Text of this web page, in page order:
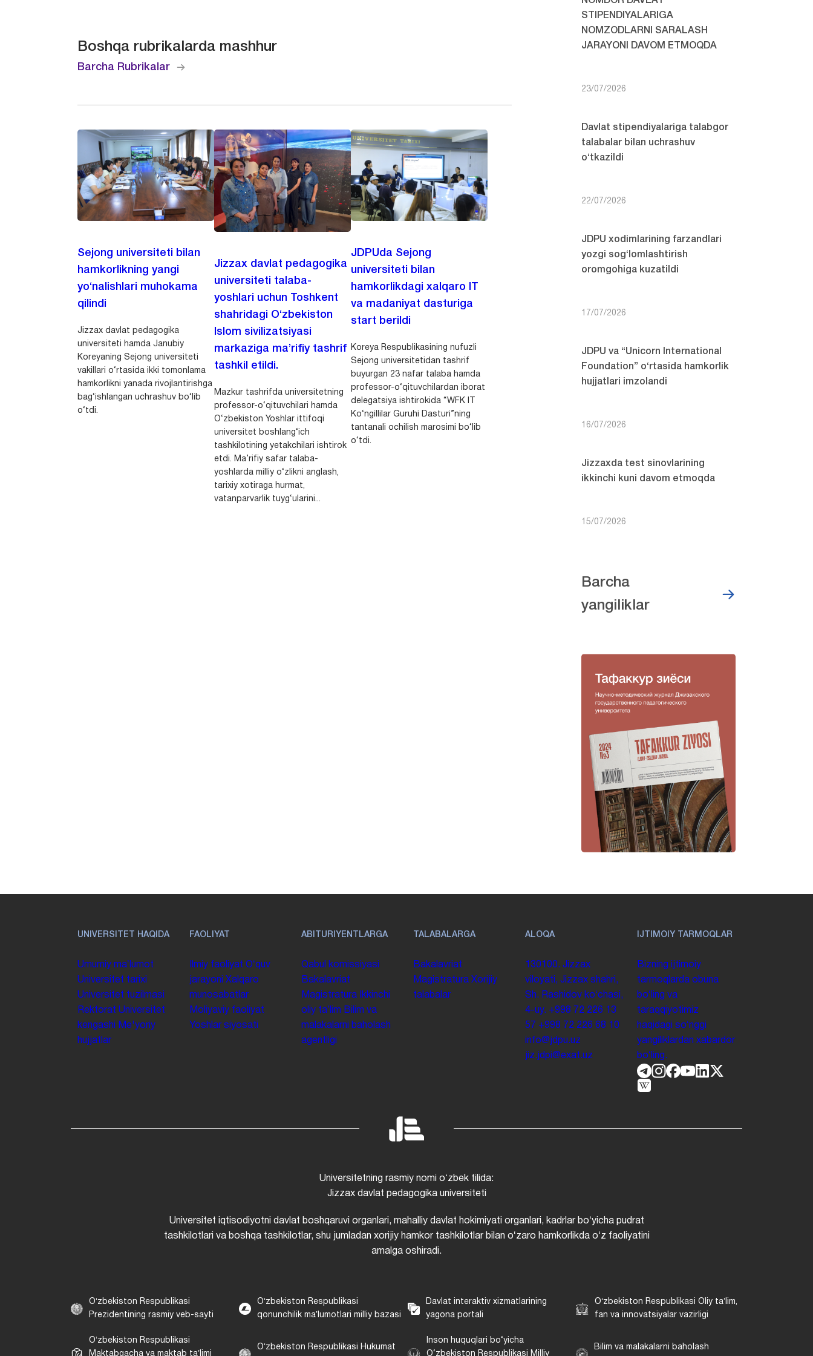
Boshqa rubrikalarda mashhur
Barcha Rubrikalar
Sejong universiteti bilan
hamkorlikning yangi
yo‘nalishlari muhokama
qilindi
Jizzax davlat pedagogika
universiteti hamda Janubiy
Koreyaning Sejong universiteti
vakillari o‘rtasida ikki tomonlama
hamkorlikni yanada rivojlantirishga
bag‘ishlangan uchrashuv bo‘lib
o‘tdi.
Jizzax davlat pedagogika
universiteti talaba-
yoshlari uchun Toshkent
shahridagi O‘zbekiston
Islom sivilizatsiyasi
markaziga ma’rifiy tashrif
tashkil etildi.
Mazkur tashrifda universitetning
professor-o‘qituvchilari hamda
O‘zbekiston Yoshlar ittifoqi
universitet boshlang‘ich
tashkilotining yetakchilari ishtirok
etdi. Ma’rifiy safar talaba-
yoshlarda milliy o‘zlikni anglash,
tarixiy xotiraga hurmat,
vatanparvarlik tuyg‘ularini...
JDPUda Sejong
universiteti bilan
hamkorlikdagi xalqaro IT
va madaniyat dasturiga
start berildi
Koreya Respublikasining nufuzli
Sejong universitetidan tashrif
buyurgan 23 nafar talaba hamda
professor-o‘qituvchilardan iborat
delegatsiya ishtirokida “WFK IT
Ko‘ngillilar Guruhi Dasturi”ning
tantanali ochilish marosimi bo‘lib
o‘tdi.
STIPENDIYALARIGA
NOMZODLARNI SARALASH
JARAYONI DAVOM ETMOQDA
23/07/2026
Davlat stipendiyalariga talabgor
talabalar bilan uchrashuv
o‘tkazildi
22/07/2026
JDPU xodimlarining farzandlari
yozgi sog‘lomlashtirish
oromgohiga kuzatildi
17/07/2026
JDPU va “Unicorn International
Foundation” o‘rtasida hamkorlik
hujjatlari imzolandi
16/07/2026
Jizzaxda test sinovlarining
ikkinchi kuni davom etmoqda
15/07/2026
Barcha
yangiliklar
UNIVERSITET HAQIDA
Umumiy maʼlumot
Universitet tarixi
Universitet tuzilmasi
Rektorat Universitet
kengashi
Me'yoriy
hujjatlar
FAOLIYAT
Ilmiy faoliyat Oʻquv
jarayoni Xalqaro
munosabatlar
Moliyaviy faoliyat
Yoshlar siyosati
ABITURIYENTLARGA
Qabul komissiyasi
Bakalavriat
Magistratura
Ikkinchi
oliy taʼlim Bilim va
malakalarni baholash
agentligi
TALABALARGA
Bakalavriat
Magistratura Xorijiy
talabalar
ALOQA
130100. Jizzax
viloyati, Jizzax shahri,
Sh. Rashidov koʻchasi,
4-uy. +998 72 226 13
57 +998 72 226 68 10
info@jdpu.uz
jiz.jdpi@exat.uz
IJTIMOIY TARMOQLAR
Bizning ijtimoiy
tarmoqlarda obuna
boʻling va
taraqqiyotimiz
haqidagi soʻnggi
yangiliklardan xabardor
boʻling.
Universitetning rasmiy nomi oʻzbek tilida:
Jizzax davlat pedagogika universiteti
Universitet iqtisodiyotni davlat boshqaruvi organlari, mahalliy davlat hokimiyati organlari, kadrlar boʻyicha pudrat
tashkilotlari va boshqa tashkilotlar, shu jumladan xorijiy hamkor tashkilotlar bilan oʻzaro hamkorlikda oʻz faoliyatini
amalga oshiradi.
Oʻzbekiston Respublikasi
Prezidentining rasmiy veb-sayti
Oʻzbekiston Respublikasi
qonunchilik maʼlumotlari milliy bazasi
Davlat interaktiv xizmatlarining
yagona portali
Oʻzbekiston Respublikasi Oliy taʼlim,
fan va innovatsiyalar vazirligi
Oʻzbekiston Respublikasi
Maktabgacha va maktab taʼlimi
Oʻzbekiston Respublikasi Hukumat
Inson huquqlari bo‘yicha
O‘zbekiston Respublikasi Milliy
Bilim va malakalarni baholash